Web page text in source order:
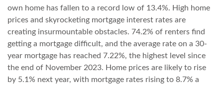
LINKTR.EE
GLOBOZSARU
DOBRAVERO.HU
own home has fallen to a record low of 13.4%. High home
prices and skyrocketing mortgage interest rates are
creating insurmountable obstacles. 74.2% of renters find
getting a mortgage difficult, and the average rate on a 30-
year mortgage has reached 7.22%, the highest level since
the end of November 2023. Home prices are likely to rise
by 5.1% next year, with mortgage rates rising to 8.7% a